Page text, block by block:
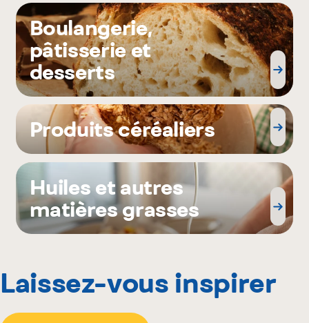
Boulangerie,
pâtisserie et
desserts
Produits céréaliers
Huiles et autres
matières grasses
Laissez-vous inspirer